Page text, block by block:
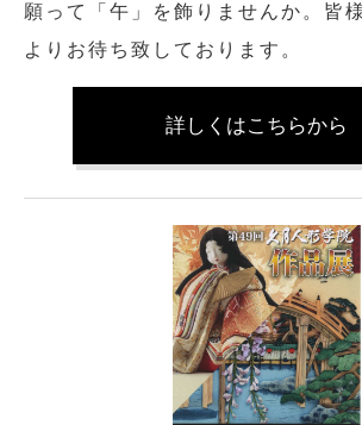
願って「午」を飾りませんか。皆
よりお待ち致しております。
詳しくはこちらから